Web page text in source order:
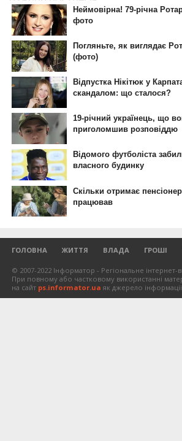
ГОЛОВНА ЖИТТЯ ВЛАДА ГРОШІ
© 2007-2022 Інформатор - Регіональне інтернет-
При повному або частковому використанні
на сайт ps.informator.ua як джерело